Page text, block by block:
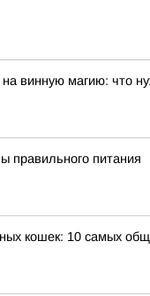
винную магию: что
правильного питания
кошек: 10 самых